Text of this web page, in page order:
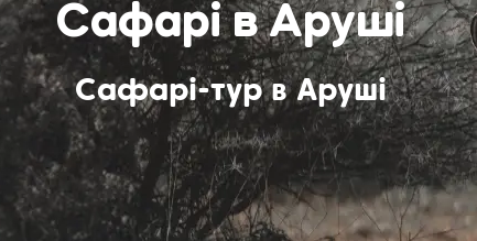
Сафарі в Аруші
Сафарі-тур в Аруші